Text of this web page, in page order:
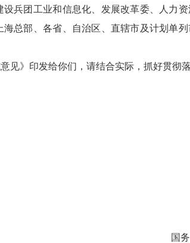
兵团工业和信息化、发展改革委、人力
总部、各省、自治区、直辖市及计划单列
》印发给你们，请结合实际，抓好贯彻落
国